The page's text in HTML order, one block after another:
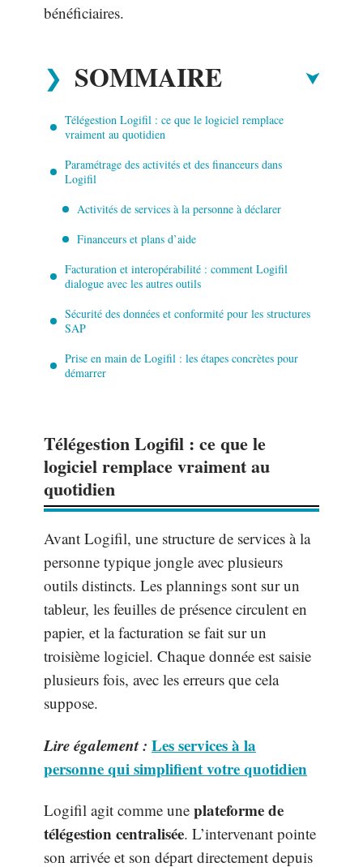
bénéficiaires.
SOMMAIRE
Télégestion Logifil : ce que le logiciel remplace
vraiment au quotidien
Paramétrage des activités et des financeurs dans
Logifil
Activités de services à la personne à déclarer
Financeurs et plans d’aide
Facturation et interopérabilité : comment Logifil
dialogue avec les autres outils
Sécurité des données et conformité pour les structures
SAP
Prise en main de Logifil : les étapes concrètes pour
démarrer
Télégestion Logifil : ce que le
logiciel remplace vraiment au
quotidien
Avant Logifil, une structure de services à la
personne typique jongle avec plusieurs
outils distincts. Les plannings sont sur un
tableur, les feuilles de présence circulent en
papier, et la facturation se fait sur un
troisième logiciel. Chaque donnée est saisie
plusieurs fois, avec les erreurs que cela
suppose.
Lire également : Les services à la
personne qui simplifient votre quotidien
Logifil agit comme une plateforme de
télégestion centralisée. L’intervenant pointe
son arrivée et son départ directement depuis